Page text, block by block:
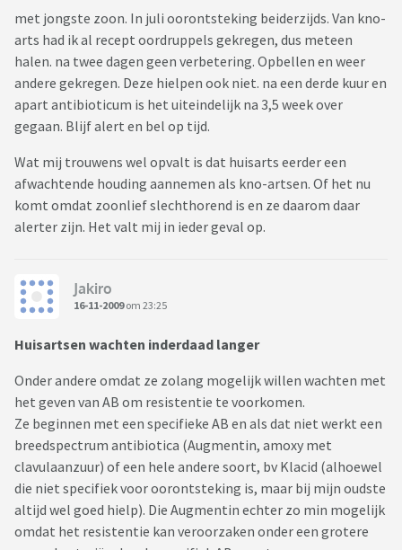
met jongste zoon. In juli oorontsteking beiderzijds. Van kno-
arts had ik al recept oordruppels gekregen, dus meteen
halen. na twee dagen geen verbetering. Opbellen en weer
andere gekregen. Deze hielpen ook niet. na een derde kuur en
apart antibioticum is het uiteindelijk na 3,5 week over
gegaan. Blijf alert en bel op tijd.
Wat mij trouwens wel opvalt is dat huisarts eerder een
afwachtende houding aannemen als kno-artsen. Of het nu
komt omdat zoonlief slechthorend is en ze daarom daar
alerter zijn. Het valt mij in ieder geval op.
Jakiro
16-11-2009om 23:25
Huisartsen wachten inderdaad langer
Onder andere omdat ze zolang mogelijk willen wachten met
het geven van AB om resistentie te voorkomen.
Ze beginnen met een specifieke AB en als dat niet werkt een
breedspectrum antibiotica (Augmentin, amoxy met
clavulaanzuur) of een hele andere soort, bv Klacid (alhoewel
die niet specifiek voor oorontsteking is, maar bij mijn oudste
altijd wel goed hielp). Die Augmentin echter zo min mogelijk
omdat het resistentie kan veroorzaken onder een grotere